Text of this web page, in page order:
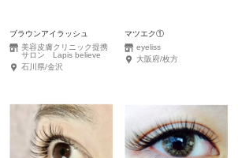
ブラウンアイラッシュ
美容皮膚クリニック提携
サロン Lapis believe
石川県/金沢
マツエク①
eyeliss
大阪府/枚方